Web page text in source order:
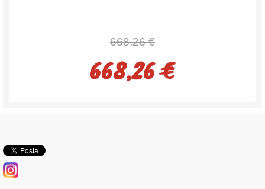
668,26 €
668,26 €